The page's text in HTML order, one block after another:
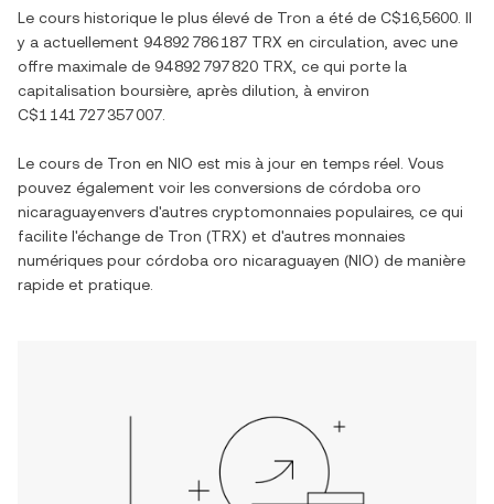
Le cours historique le plus élevé de Tron a été de C$16,5600 . Il
y a actuellement 94 892 786 187 TRX en circulation, avec une
offre maximale de 94 892 797 820 TRX , ce qui porte la
capitalisation boursière, après dilution, à environ
C$1 141 727 357 007
Le cours de Tron en NIO est mis à jour en temps réel. Vous
pouvez également voir les conversions de córdoba oro
nicaraguayenvers d'autres cryptomonnaies populaires, ce qui
facilite l'échange de Tron (TRX) et d'autres monnaies
numériques pour córdoba oro nicaraguayen (NIO) de manière
rapide et pratique.